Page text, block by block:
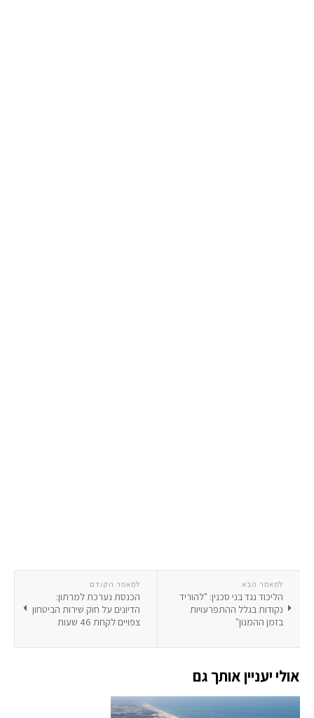
למאמר הקודם
הכנסת נערכת למרתון:
הדיונים על חוק שירות הביטחון
צפויים לקחת 46 שעות
למאמר הבא
הליכוד נגד בני סכנין: "להוריד
נקודות בגלל ההתפרעויות
בזמן ההמנון"
אולי יעניין אותך גם